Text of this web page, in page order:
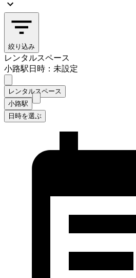
絞り込み
レンタルスペース
小路駅日時：未設定
レンタルスペース
小路駅
日時を選ぶ